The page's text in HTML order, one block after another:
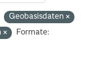
Geobasisdaten
Formate: